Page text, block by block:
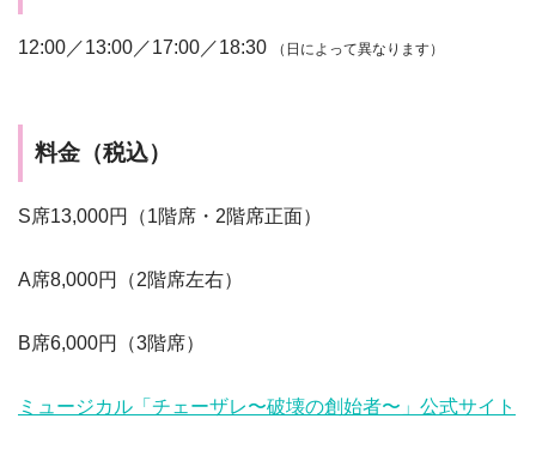
12:00／13:00／17:00／18:30 （日によって異なります）
料金（税込）
S席13,000円（1階席・2階席正面）
A席8,000円（2階席左右）
B席6,000円（3階席）
ミュージカル「チェーザレ〜破壊の創始者〜」公式サイト